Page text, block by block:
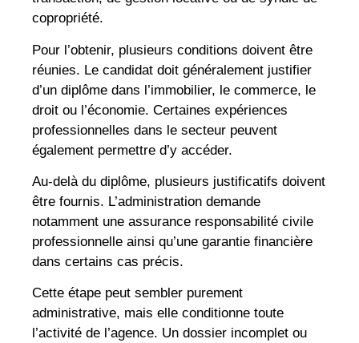
copropriété.
Pour l’obtenir, plusieurs conditions doivent être
réunies. Le candidat doit généralement justifier
d’un diplôme dans l’immobilier, le commerce, le
droit ou l’économie. Certaines expériences
professionnelles dans le secteur peuvent
également permettre d’y accéder.
Au-delà du diplôme, plusieurs justificatifs doivent
être fournis. L’administration demande
notamment une assurance responsabilité civile
professionnelle ainsi qu’une garantie financière
dans certains cas précis.
Cette étape peut sembler purement
administrative, mais elle conditionne toute
l’activité de l’agence. Un dossier incomplet ou